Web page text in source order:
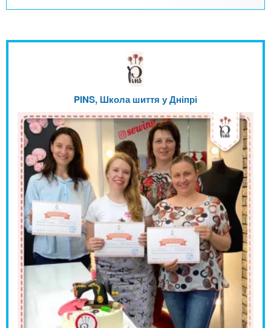
PINS, Школа шиття у Дніпрі